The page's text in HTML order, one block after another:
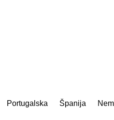
Portugalska Španija